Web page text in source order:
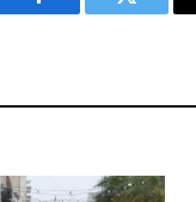
Facebook Twitter